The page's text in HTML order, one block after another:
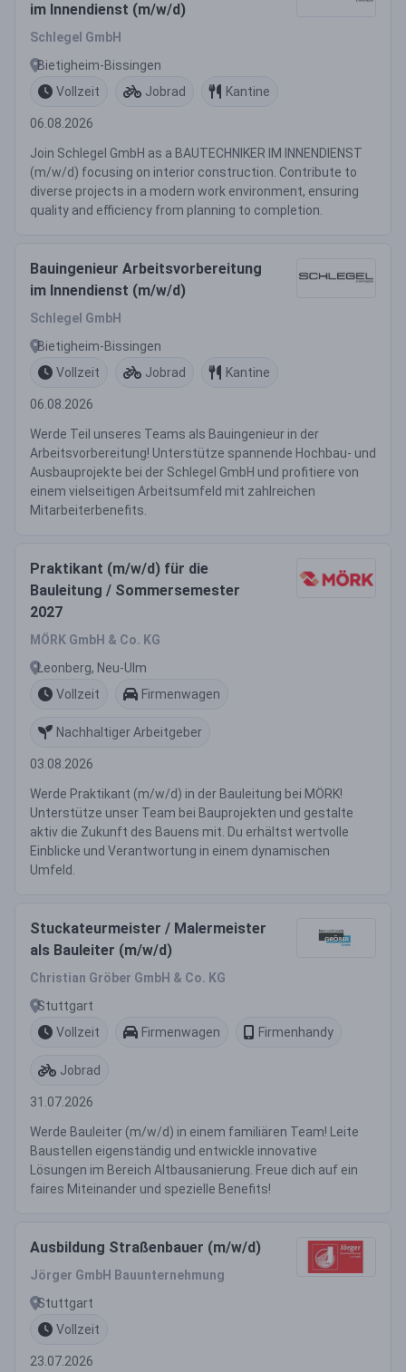
im Innendienst (m/w/d)
Schlegel GmbH
Bietigheim-Bissingen
Vollzeit
Jobrad Kantine
06.08.2026
Join Schlegel GmbH as a BAUTECHNIKER IM INNENDIENST
(m/w/d) focusing on interior construction. Contribute to
diverse projects in a modern work environment, ensuring
quality and efficiency from planning to completion.
Bauingenieur Arbeitsvorbereitung
im Innendienst (m/w/d)
Schlegel GmbH
Bietigheim-Bissingen
Vollzeit
Jobrad Kantine
06.08.2026
Werde Teil unseres Teams als Bauingenieur in der
Arbeitsvorbereitung! Unterstütze spannende Hochbau- und
Ausbauprojekte bei der Schlegel GmbH und profitiere von
einem vielseitigen Arbeitsumfeld mit zahlreichen
Mitarbeiterbenefits.
Praktikant (m/w/d) für die
Bauleitung / Sommersemester
2027
MÖRK GmbH & Co. KG
Leonberg, Neu-Ulm
Vollzeit
Firmenwagen
Nachhaltiger Arbeitgeber
03.08.2026
Werde Praktikant (m/w/d) in der Bauleitung bei MÖRK!
Unterstütze unser Team bei Bauprojekten und gestalte
aktiv die Zukunft des Bauens mit. Du erhältst wertvolle
Einblicke und Verantwortung in einem dynamischen
Umfeld.
Stuckateurmeister / Malermeister
als Bauleiter (m/w/d)
Christian Gröber GmbH & Co. KG
Stuttgart
Vollzeit
Firmenwagen Firmenhandy
Jobrad
31.07.2026
Werde Bauleiter (m/w/d) in einem familiären Team! Leite
Baustellen eigenständig und entwickle innovative
Lösungen im Bereich Altbausanierung. Freue dich auf ein
faires Miteinander und spezielle Benefits!
Ausbildung Straßenbauer (m/w/d)
Jörger GmbH Bauunternehmung
Stuttgart
Vollzeit
23.07.2026